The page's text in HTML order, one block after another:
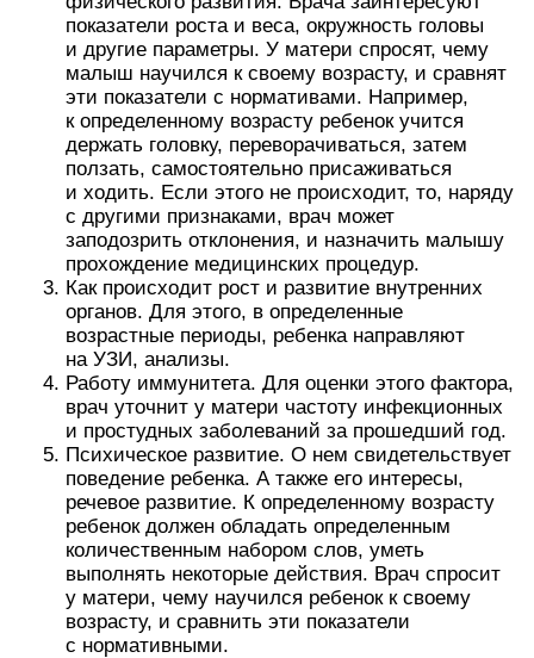
показатели роста и веса, окружность головы
и другие параметры. У матери спросят, чему
малыш научился к своему возрасту, и сравнят
эти показатели с нормативами. Например,
к определенному возрасту ребенок учится
держать головку, переворачиваться, затем
ползать, самостоятельно присаживаться
и ходить. Если этого не происходит, то, наряду
с другими признаками, врач может
заподозрить отклонения, и назначить малышу
прохождение медицинских процедур.
Как происходит рост и развитие внутренних
органов. Для этого, в определенные
возрастные периоды, ребенка направляют
на УЗИ, анализы.
Работу иммунитета. Для оценки этого фактора,
врач уточнит у матери частоту инфекционных
и простудных заболеваний за прошедший год.
Психическое развитие. О нем свидетельствует
поведение ребенка. А также его интересы,
речевое развитие. К определенному возрасту
ребенок должен обладать определенным
количественным набором слов, уметь
выполнять некоторые действия. Врач спросит
у матери, чему научился ребенок к своему
возрасту, и сравнить эти показатели
с нормативными.